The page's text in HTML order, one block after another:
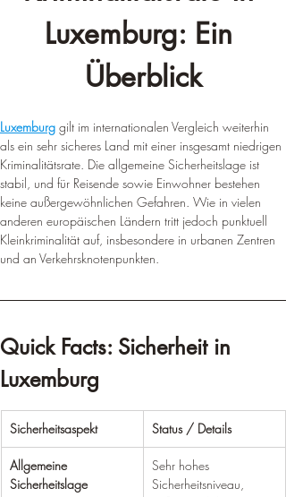
Luxemburg: Ein
Überblick
Luxemburg gilt im internationalen Vergleich weiterhin
als ein sehr sicheres Land mit einer insgesamt niedrigen
Kriminalitätsrate. Die allgemeine Sicherheitslage ist
stabil, und für Reisende sowie Einwohner bestehen
keine außergewöhnlichen Gefahren. Wie in vielen
anderen europäischen Ländern tritt jedoch punktuell
Kleinkriminalität auf, insbesondere in urbanen Zentren
und an Verkehrsknotenpunkten.
Quick Facts: Sicherheit in
Luxemburg
Sicherheitsaspekt Status / Details
Allgemeine
Sicherheitslage
Sehr hohes
Sicherheitsniveau,